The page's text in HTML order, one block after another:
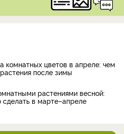
комнатных цветов в апреле: чем
после зимы
растениями весной:
сделать в марте–апреле